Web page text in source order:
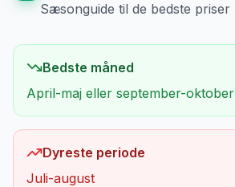
Sæsonguide til de bedste priser
Bedste måned
April-maj eller september-oktober
Dyreste periode
Juli-august